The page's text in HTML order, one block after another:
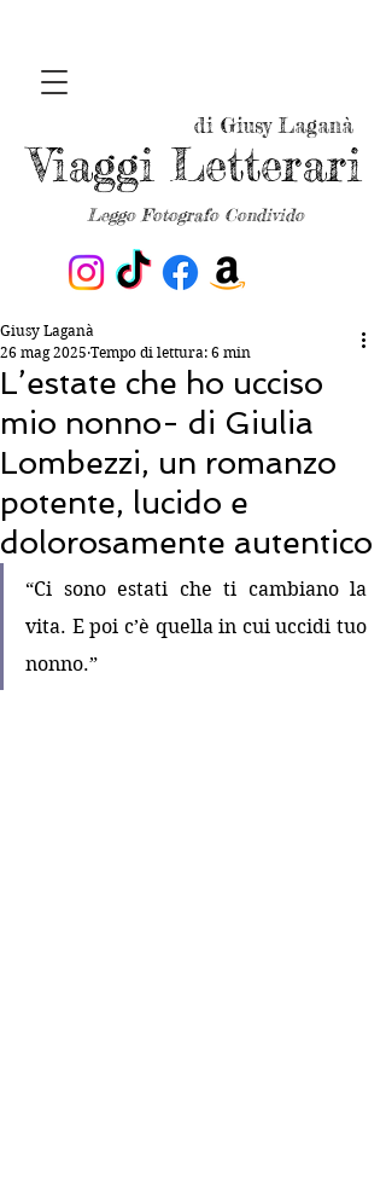
Leggo Fotografo Condivido
Viaggi Letterari
di Giusy Laganà
L’estate che ho ucciso
mio nonno- di Giulia
Lombezzi, un romanzo
potente, lucido e
dolorosamente autentico
Giusy Laganà
26 mag 2025 Tempo di lettura: 6 min
“Ci sono estati che ti cambiano la
vita. E poi c’è quella in cui uccidi tuo
nonno.”